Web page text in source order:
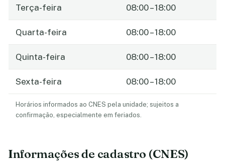
Terça-feira 08:00 – 18:00
Quarta-feira 08:00 – 18:00
Quinta-feira 08:00 – 18:00
Sexta-feira 08:00 – 18:00
Horários informados ao CNES pela unidade; sujeitos a
confirmação, especialmente em feriados.
Informações de cadastro (CNES)